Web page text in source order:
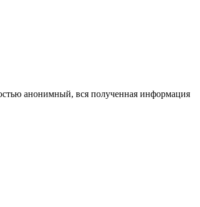
анонимный, вся полученная информация